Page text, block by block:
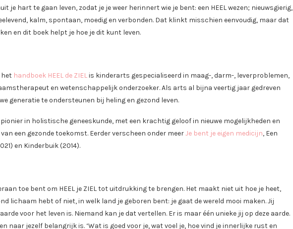
je hart te gaan leven, zodat je je weer herinnert wie je bent: een HEEL wezen; nieuwsgierig,
kalm, spontaan, moedig en verbonden. Dat klinkt misschien eenvoudig, maar dat
en dit boek helpt je hoe je dit kunt leven.
het handboek HEEL de ZIELis kinderarts gespecialiseerd in maag-, darm-, leverproblemen,
en wetenschappelijk onderzoeker. Als arts al bijna veertig jaar gedreven
generatie te ondersteunen bij heling en gezond leven.
in holistische geneeskunde, met een krachtig geloof in nieuwe mogelijkheden en
een gezonde toekomst. Eerder verscheen onder meerJe bent je eigen medicijn, Een
en Kinderbuik (2014).
toe bent om HEEL je ZIEL tot uitdrukking te brengen. Het maakt niet uit hoe je heet,
lichaam hebt of niet, in welk land je geboren bent: je gaat de wereld mooi maken. Jij
voor het leven is. Niemand kan je dat vertellen. Er is maar één unieke jij op deze aarde.
naar jezelf belangrijk is. ‘Wat is goed voor je, wat voel je, hoe vind je innerlijke rust en